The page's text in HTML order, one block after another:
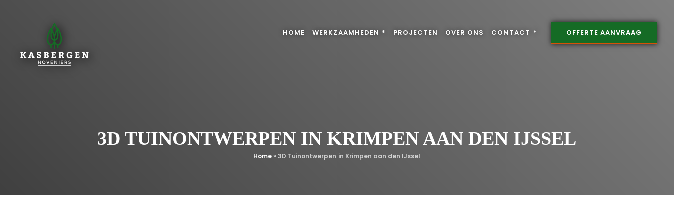
HOME WERKZAAMHEDEN PROJECTEN OVER ONS CONTACT OFFERTE AANVRAAG
3D TUINONTWERPEN IN KRIMPEN AAN DEN IJSSEL
Home »3D Tuinontwerpen in Krimpen aan den IJssel